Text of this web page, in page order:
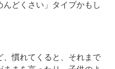
どくさい」タイプかもし
、慣れてくると、それまで